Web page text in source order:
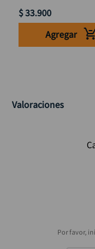
$33.900
Agregar
Valoraciones